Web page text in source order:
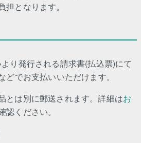
となります。
り発行される請求書(払込票)にて
どでお支払いいただけます。
とは別に郵送されます。詳細はお
認ください。